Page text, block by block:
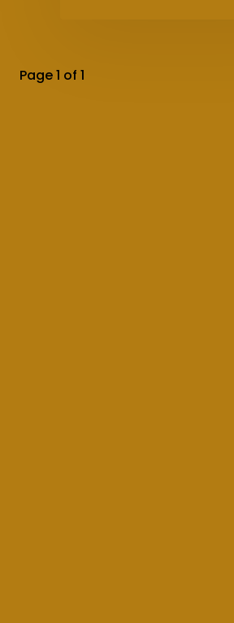
Page 1 of 1